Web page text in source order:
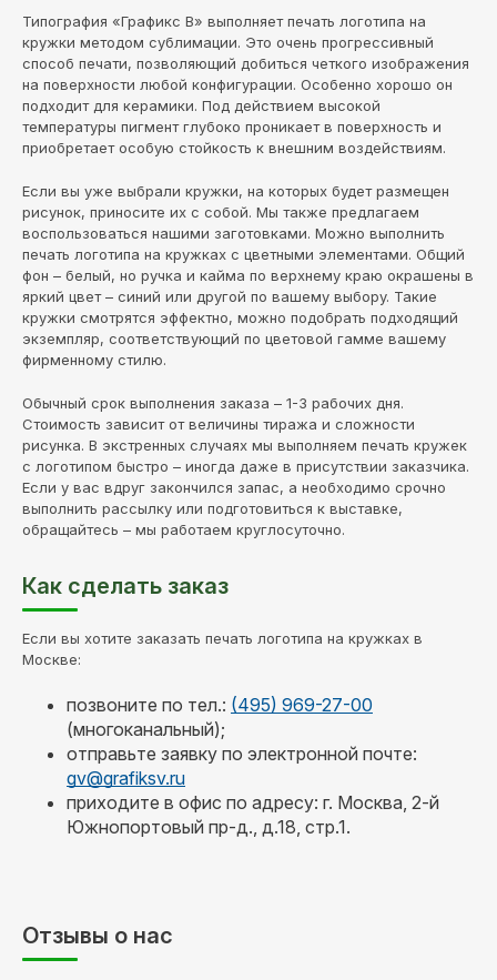
Типография «Графикс В» выполняет печать логотипа на
кружки методом сублимации. Это очень прогрессивный
способ печати, позволяющий добиться четкого изображения
на поверхности любой конфигурации. Особенно хорошо он
подходит для керамики. Под действием высокой
температуры пигмент глубоко проникает в поверхность и
приобретает особую стойкость к внешним воздействиям.
Если вы уже выбрали кружки, на которых будет размещен
рисунок, приносите их с собой. Мы также предлагаем
воспользоваться нашими заготовками. Можно выполнить
печать логотипа на кружках с цветными элементами. Общий
фон – белый, но ручка и кайма по верхнему краю окрашены в
яркий цвет – синий или другой по вашему выбору. Такие
кружки смотрятся эффектно, можно подобрать подходящий
экземпляр, соответствующий по цветовой гамме вашему
фирменному стилю.
Обычный срок выполнения заказа – 1-3 рабочих дня.
Стоимость зависит от величины тиража и сложности
рисунка. В экстренных случаях мы выполняем печать кружек
с логотипом быстро – иногда даже в присутствии заказчика.
Если у вас вдруг закончился запас, а необходимо срочно
выполнить рассылку или подготовиться к выставке,
обращайтесь – мы работаем круглосуточно.
Как сделать заказ
Если вы хотите заказать печать логотипа на кружках в
Москве:
позвоните по тел.: (495) 969-27-00
(многоканальный);
отправьте заявку по электронной почте:
gv@grafiksv.ru
приходите в офис по адресу: г. Москва, 2-й
Южнопортовый пр-д., д.18, стр.1.
Отзывы о нас